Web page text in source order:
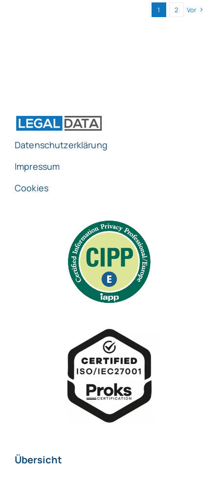
1 2 Vor
Datenschutzerklärung
Impressum
Cookies
Übersicht